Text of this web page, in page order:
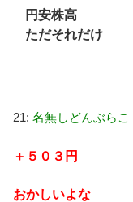
円安株高
ただそれだけ
21: 名無しどんぶらこ
＋５０３円
おかしいよな